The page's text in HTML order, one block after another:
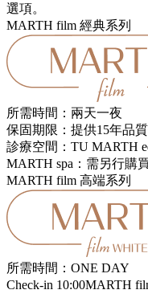
選項。
MARTH film 經典系列
所需時間：兩天一夜
保固期限：提供15年品
診療空間：TU MARTH
MARTH spa：需另行購
MARTH film 高端系列
所需時間：ONE DAY
Check-in 10:00MARTH